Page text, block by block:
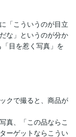
「こういうのが目立
な」というのが分か
目を惹く写真」を
クで撮ると、商品が
真、「この品ならこ
ーゲットならこうい